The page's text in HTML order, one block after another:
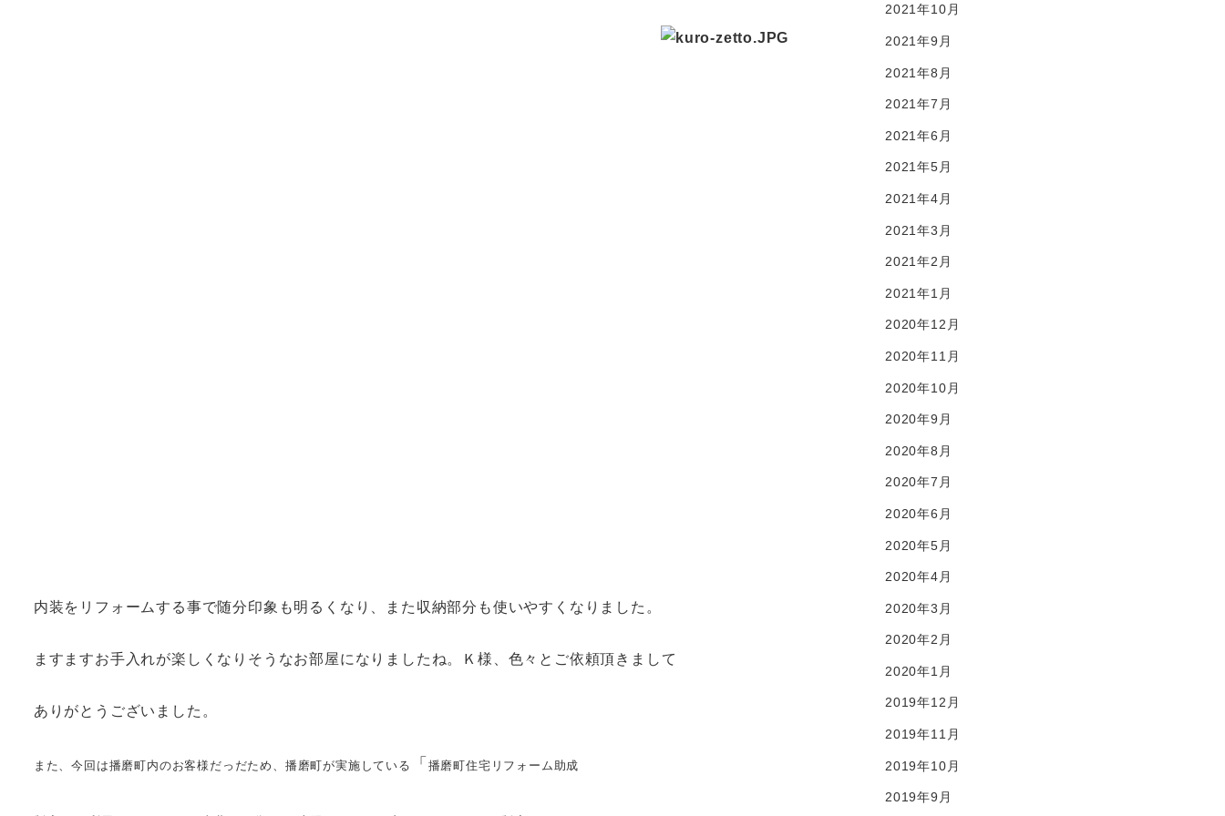
内装をリフォームする事で随分印象も明るくなり、また収納部分も使いやすくなりました。
ますますお手入れが楽しくなりそうなお部屋になりましたね。Ｋ様、色々とご依頼頂きまして
ありがとうございました。
また、今回は播磨町内のお客様だっだため、播磨町が実施している 「 播磨町住宅リフォーム助成
2021年10月
2021年9月
2021年8月
2021年7月
2021年6月
2021年5月
2021年4月
2021年3月
2021年2月
2021年1月
2020年12月
2020年11月
2020年10月
2020年9月
2020年8月
2020年7月
2020年6月
2020年5月
2020年4月
2020年3月
2020年2月
2020年1月
2019年12月
2019年11月
2019年10月
2019年9月